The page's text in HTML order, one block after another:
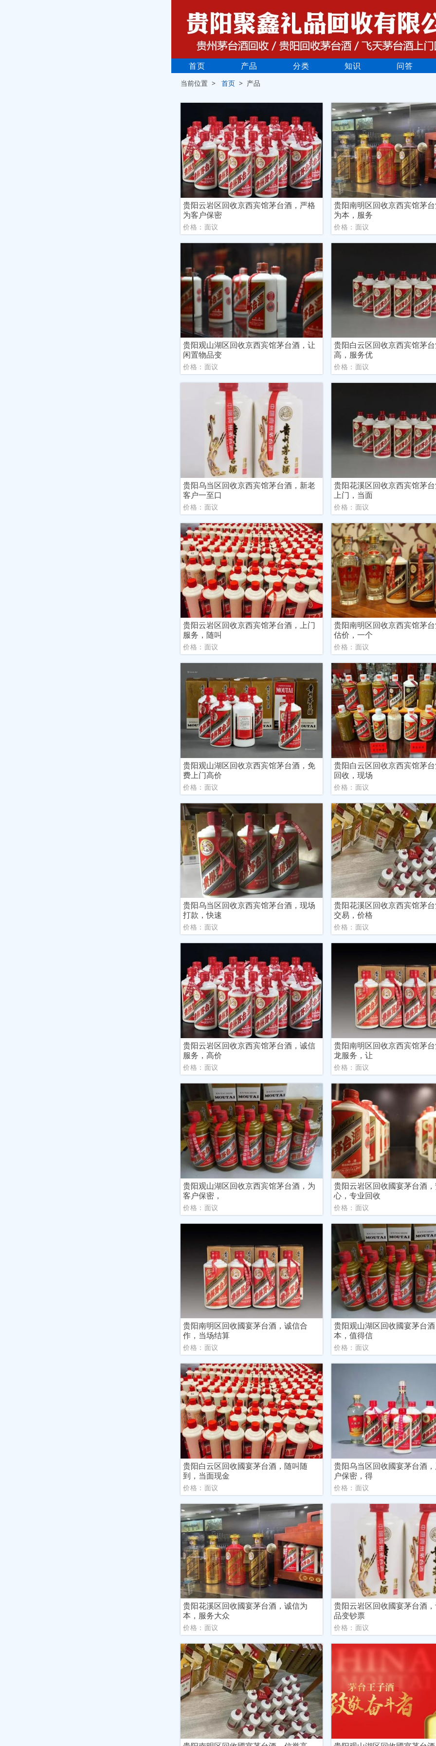
首页 产品 分类 知识 问答
当前位置 >首页 > 产品
贵阳云岩区回收京西宾馆茅台酒，严格
为客户保密
价格：面议
贵阳南明区回收京西宾馆茅
为本，服务
价格：面议
贵阳观山湖区回收京西宾馆茅台酒，让
闲置物品变
价格：面议
贵阳白云区回收京西宾馆茅
高，服务优
价格：面议
贵阳乌当区回收京西宾馆茅台酒，新老
客户一至口
价格：面议
贵阳花溪区回收京西宾馆茅
上门，当面
价格：面议
贵阳云岩区回收京西宾馆茅台酒，上门
服务，随叫
价格：面议
贵阳南明区回收京西宾馆茅
估价，一个
价格：面议
贵阳观山湖区回收京西宾馆茅台酒，免
费上门高价
价格：面议
贵阳白云区回收京西宾馆茅
回收，现场
价格：面议
贵阳乌当区回收京西宾馆茅台酒，现场
打款，快速
价格：面议
贵阳花溪区回收京西宾馆茅
交易，价格
价格：面议
贵阳云岩区回收京西宾馆茅台酒，诚信
服务，高价
价格：面议
贵阳南明区回收京西宾馆茅
龙服务，让
价格：面议
贵阳观山湖区回收京西宾馆茅台酒，为
客户保密，
价格：面议
贵阳云岩区回收國宴茅台酒
心，专业回收
价格：面议
贵阳南明区回收國宴茅台酒，诚信合
作，当场结算
价格：面议
贵阳观山湖区回收國宴茅台
本，值得信
价格：面议
贵阳白云区回收國宴茅台酒，随叫随
到，当面现金
价格：面议
贵阳乌当区回收國宴茅台酒
户保密，得
价格：面议
贵阳花溪区回收國宴茅台酒，诚信为
本，服务大众
价格：面议
贵阳云岩区回收國宴茅台酒
品变钞票
价格：面议